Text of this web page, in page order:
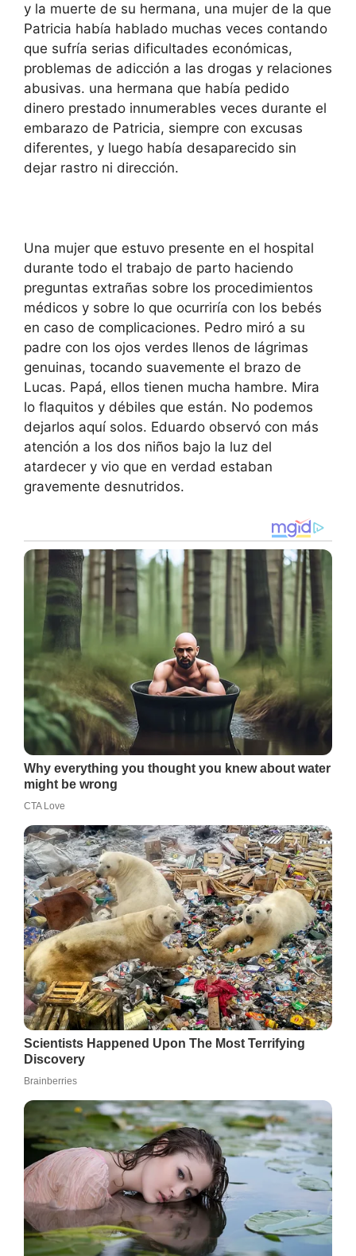
y la muerte de su hermana, una mujer de la que
Patricia había hablado muchas veces contando
que sufría serias dificultades económicas,
problemas de adicción a las drogas y relaciones
abusivas. una hermana que había pedido
dinero prestado innumerables veces durante el
embarazo de Patricia, siempre con excusas
diferentes, y luego había desaparecido sin
dejar rastro ni dirección.
Una mujer que estuvo presente en el hospital
durante todo el trabajo de parto haciendo
preguntas extrañas sobre los procedimientos
médicos y sobre lo que ocurriría con los bebés
en caso de complicaciones. Pedro miró a su
padre con los ojos verdes llenos de lágrimas
genuinas, tocando suavemente el brazo de
Lucas. Papá, ellos tienen mucha hambre. Mira
lo flaquitos y débiles que están. No podemos
dejarlos aquí solos. Eduardo observó con más
atención a los dos niños bajo la luz del
atardecer y vio que en verdad estaban
gravemente desnutridos.